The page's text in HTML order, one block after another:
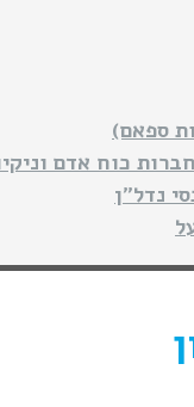
ספאם)
כוח אדם
נדל"ן